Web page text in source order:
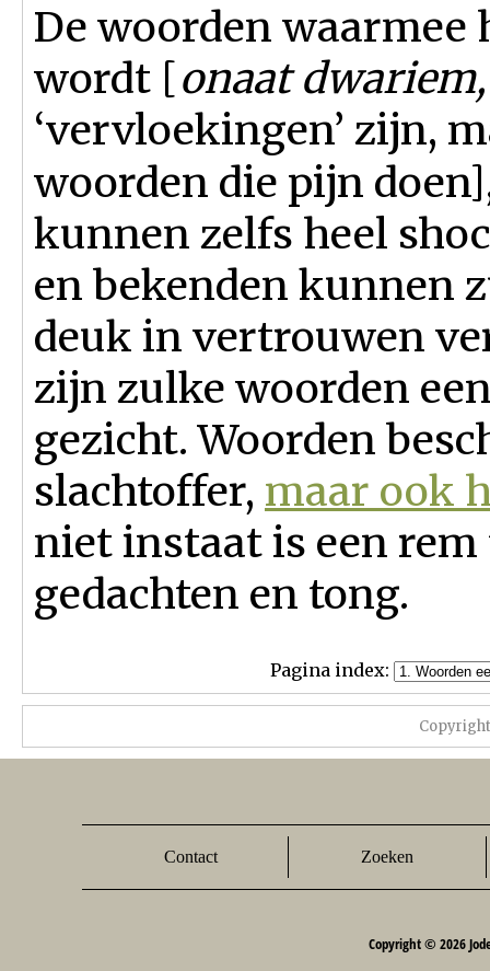
De woorden
wordt [onaat
‘vervloekingen’ zijn,
woorden die pijn
kunnen zelfs heel
en bekenden kunnen
deuk in vertrouwen
zijn zulke woorden
gezicht. Woorden
slachtoffer, maar ook
niet instaat is een
gedachten en tong.
Pagina index:
Contact Zoeken
Copyright © 2026